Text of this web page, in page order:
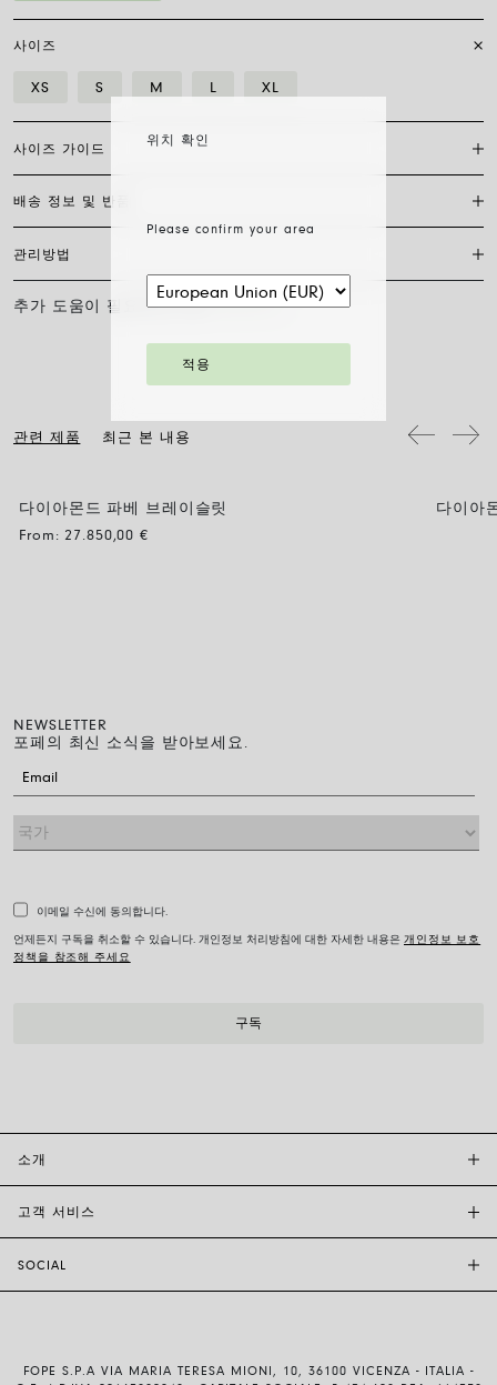
위치 확인
Please confirm your area
적용
사이즈
XS S M L XL
사이즈 가이드
포프 클라스프 브레이슬릿은 체인 디자인과 조화를 이루는 작은 랍스터
클라스프를 특징으로 합니다. 표준 사이즈(19)는 일반적으로 모든 손목
배송 정보 및 반품
FedEx를 통한 배송은 무료이며, 결제 완료일로부터 7~20일 이내에 배송
됩니다. 모든 주얼리는 FOPE 오리지널 패키지에 포장되어 발송됩니다.
주문 준비 소요 일수를 확인하려면 소재와 사이즈를 선택해 주세요.
관리방법
FOPE 주얼리의 광택과 아름다움을 오래도록 유지하기 위해 화학 제품이
세척 방법이 필요하지 않습니다. 부드러운 마른 천으로 표면을 닦아주시
기만 하면 됩니다. 다이아몬드 주얼리는 물과 순한 비누로 세척한 후 헹
추가 도움이 필요하신가요?문의하기
관련 제품 최근 본 내용
다이아몬드 파베 브레이슬릿
From: 27.850,00€
다이아
NEWSLETTER
포페의 최신 소식을 받아보세요.
이메일 수신에 동의합니다.
언제든지 구독을 취소할 수 있습니다. 개인정보 처리방침에 대한 자세한 내용은 개인정보 보호
정책을 참조해 주세요
소개
고객 서비스
SOCIAL
FOPE S.P.A VIA MARIA TERESA MIONI, 10, 36100 VICENZA - ITALIA -